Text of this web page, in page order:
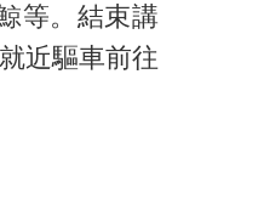
等。結束講
近驅車前往